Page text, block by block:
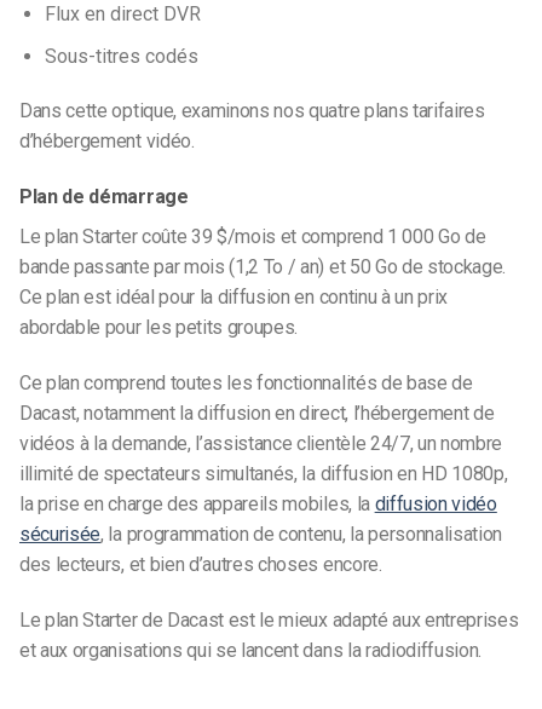
Flux en direct DVR
Sous-titres codés
Dans cette optique, examinons nos quatre plans tarifaires
d’hébergement vidéo.
Plan de démarrage
Le plan Starter coûte 39 $/mois et comprend 1 000 Go de
bande passante par mois (1,2 To / an) et 50 Go de stockage.
Ce plan est idéal pour la diffusion en continu à un prix
abordable pour les petits groupes.
Ce plan comprend toutes les fonctionnalités de base de
Dacast, notamment la diffusion en direct, l’hébergement de
vidéos à la demande, l’assistance clientèle 24/7, un nombre
illimité de spectateurs simultanés, la diffusion en HD 1080p,
la prise en charge des appareils mobiles, la diffusion vidéo
sécurisée, la programmation de contenu, la personnalisation
des lecteurs, et bien d’autres choses encore.
Le plan Starter de Dacast est le mieux adapté aux entreprises
et aux organisations qui se lancent dans la radiodiffusion.